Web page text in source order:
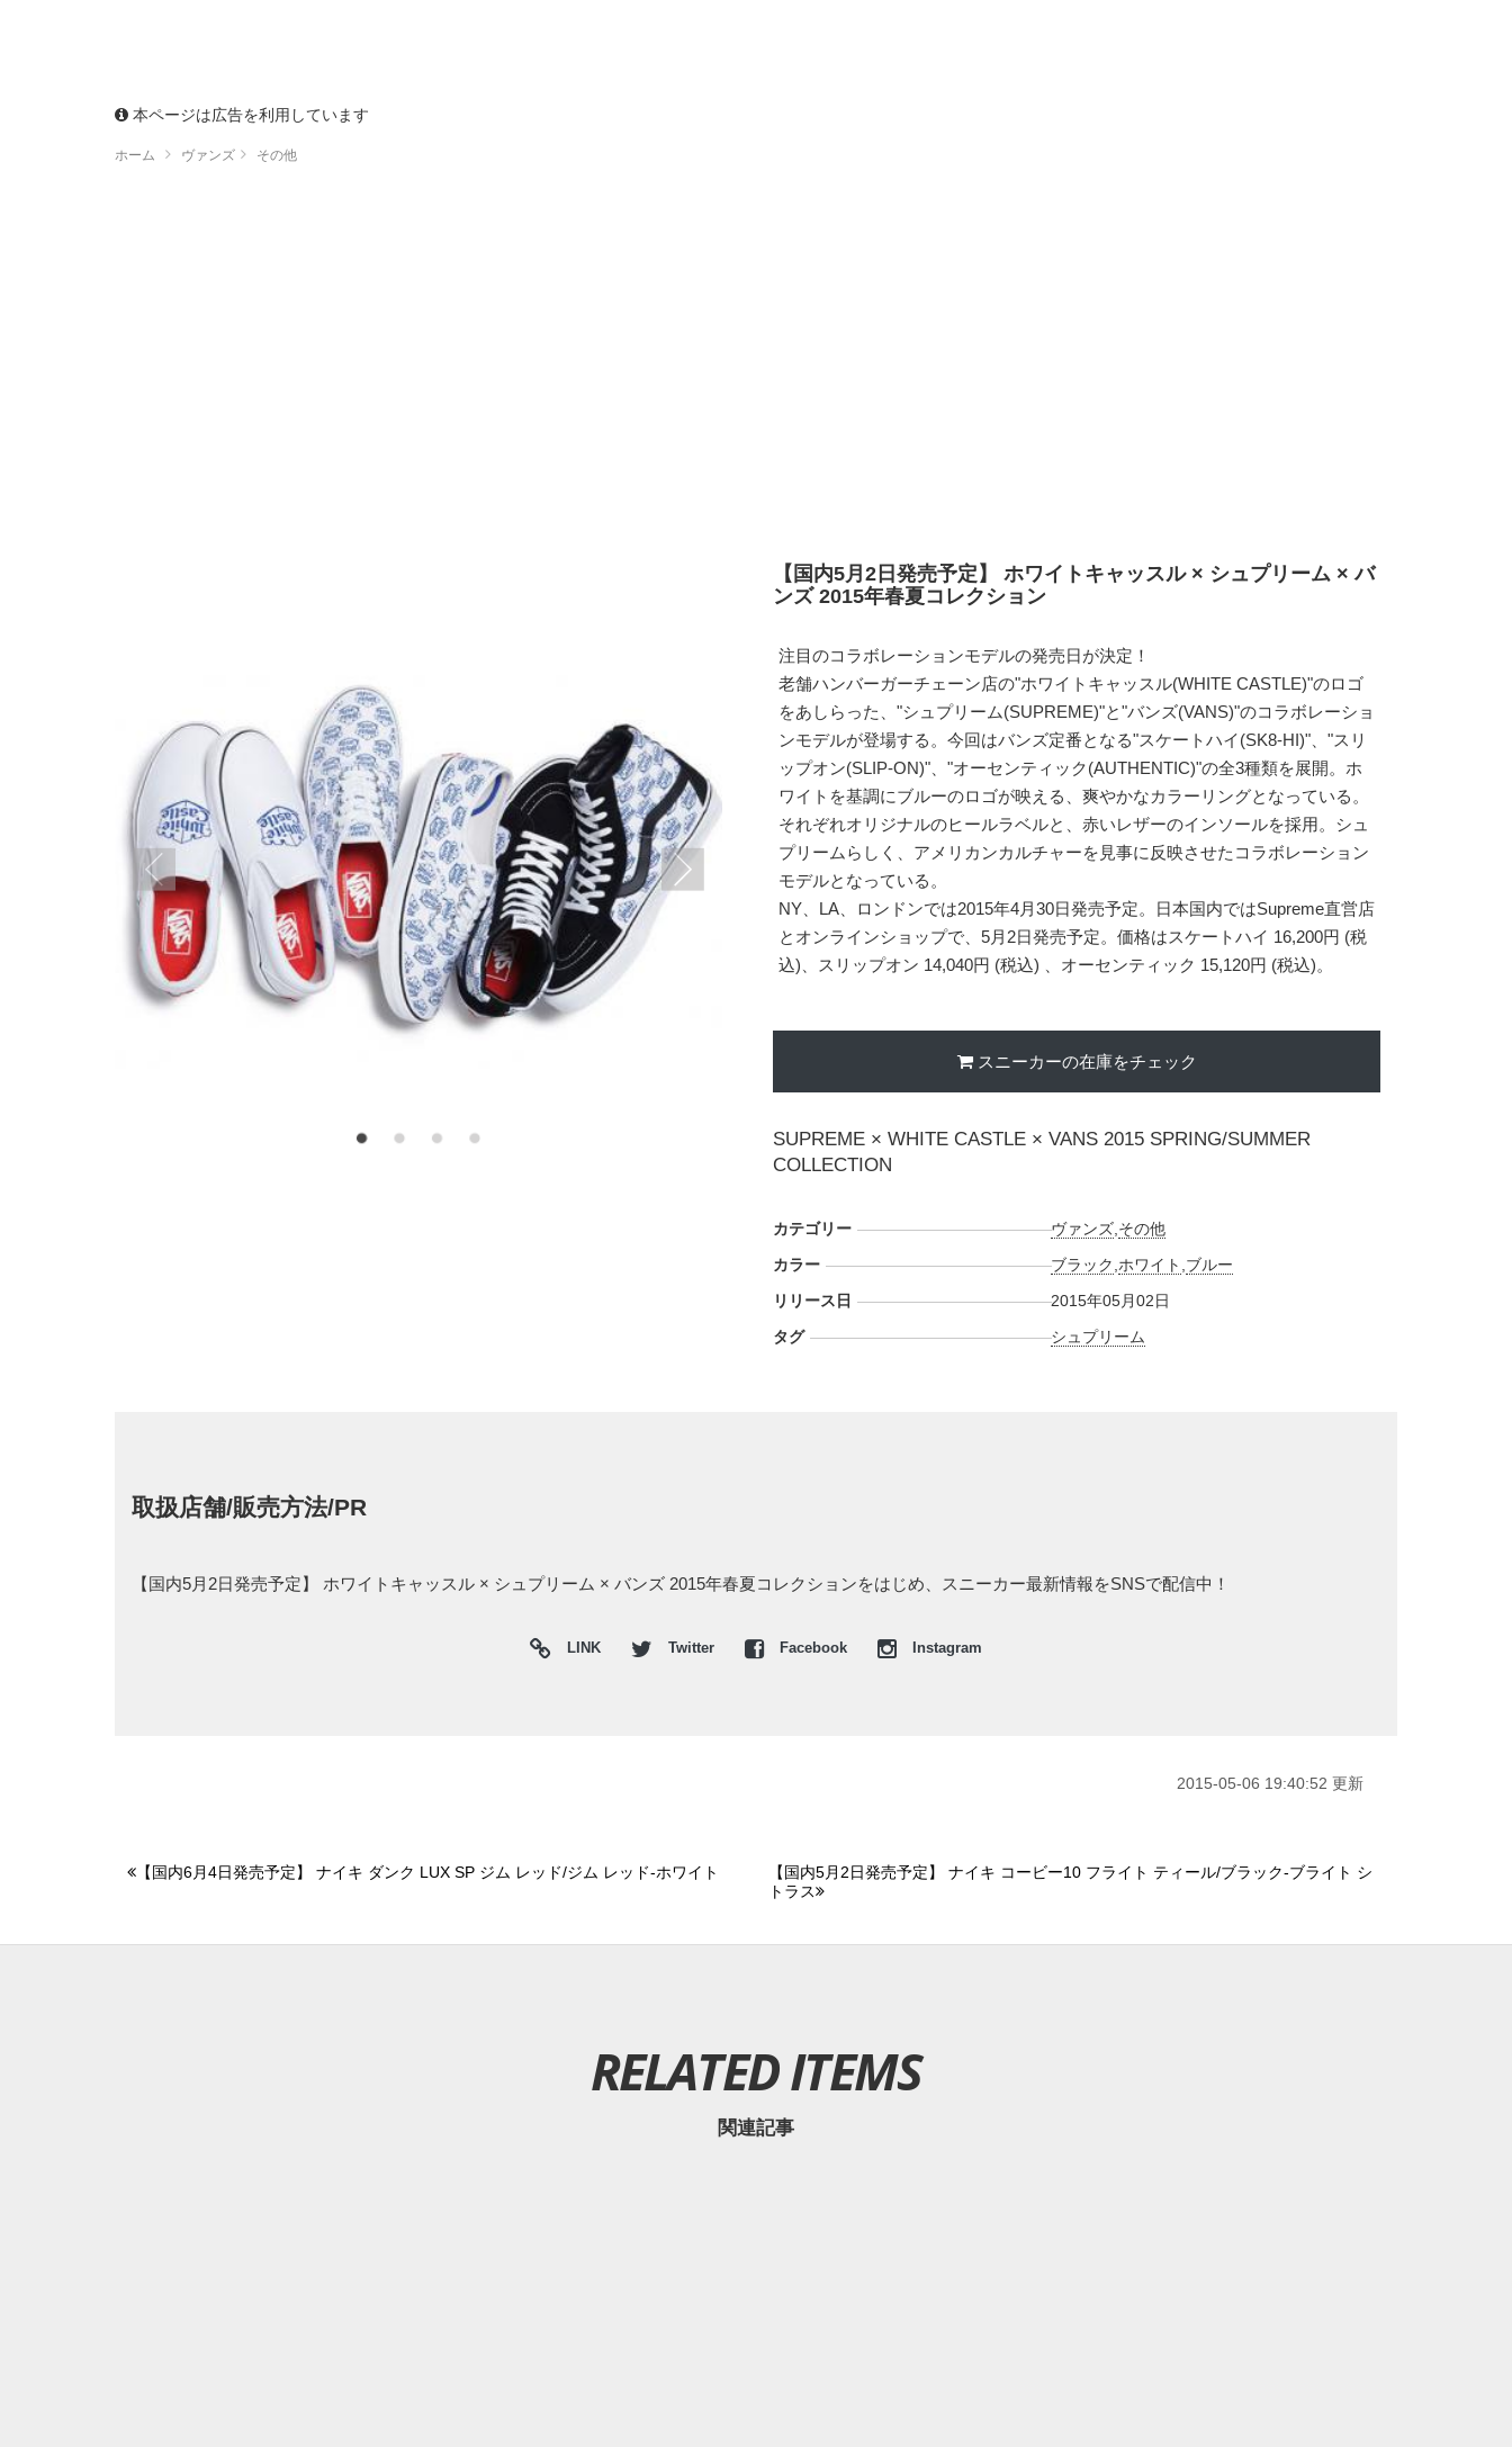
本ページは広告を利用しています
ホーム ヴァンズ その他
【国内5月2日発売予定】 ホワイトキャッスル × シュプリーム × バ
ンズ 2015年春夏コレクション
注目のコラボレーションモデルの発売日が決定！
老舗ハンバーガーチェーン店の"ホワイトキャッスル(WHITE CASTLE)"のロゴ
をあしらった、"シュプリーム(SUPREME)"と"バンズ(VANS)"のコラボレーショ
ンモデルが登場する。今回はバンズ定番となる"スケートハイ(SK8-HI)"、"スリ
ップオン(SLIP-ON)"、"オーセンティック(AUTHENTIC)"の全3種類を展開。ホ
ワイトを基調にブルーのロゴが映える、爽やかなカラーリングとなっている。
それぞれオリジナルのヒールラベルと、赤いレザーのインソールを採用。シュ
プリームらしく、アメリカンカルチャーを見事に反映させたコラボレーション
モデルとなっている。
NY、LA、ロンドンでは2015年4月30日発売予定。日本国内ではSupreme直営店
とオンラインショップで、5月2日発売予定。価格はスケートハイ 16,200円 (税
込)、スリップオン 14,040円 (税込) 、オーセンティック 15,120円 (税込)。
スニーカーの在庫をチェック
SUPREME × WHITE CASTLE × VANS 2015 SPRING/SUMMER
COLLECTION
カテゴリー ヴァンズ その他
カラー
ブラック ホワイト ブルー
リリース日
2015年05月02日
タグ
シュプリーム
取扱店舗/販売方法/PR
【国内5月2日発売予定】 ホワイトキャッスル × シュプリーム × バンズ 2015年春夏コレクションをはじめ、スニーカー最新情報をSNSで配信中！
LINK Twitter Facebook Instagram
2015-05-06 19:40:52 更新
【国内6月4日発売予定】 ナイキ ダンク LUX SP ジム レッド/ジム レッド-ホワイト
【国内5月2日発売予定】 ナイキ コービー10 フライト ティール/ブラック-ブライト シ
トラス
RELATED ITEMS
関連記事